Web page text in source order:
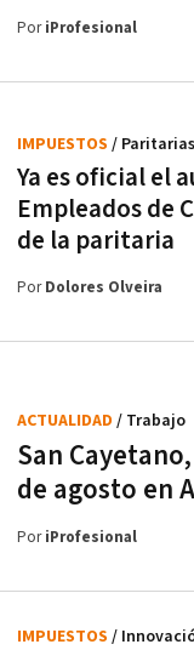
PoriProfesional
Ya es oficial el
Empleados de
de la paritaria
IMPUESTOS / Paritarias
PorDolores Olveira
San
de agosto en
ACTUALIDAD / Trabajo
PoriProfesional
IMPUESTOS /